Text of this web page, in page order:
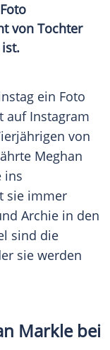
von Tochter
ein Foto
auf Instagram
von
Meghan
ins
sie immer
Archie in den
sind die
sie werden
Markle bei